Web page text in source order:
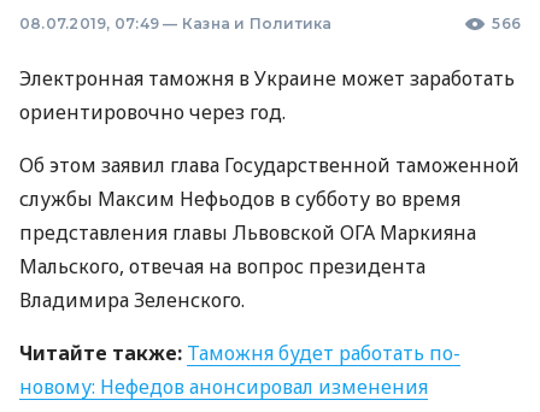
08.07.2019, 07:49 — Казна и Политика 566
Электронная таможня в Украине может заработать
ориентировочно через год.
Об этом заявил глава Государственной таможенной
службы Максим Нефьодов в субботу во время
представления главы Львовской ОГА Маркияна
Мальского, отвечая на вопрос президента
Владимира Зеленского.
Читайте также: Таможня будет работать по-
новому: Нефедов анонсировал изменения